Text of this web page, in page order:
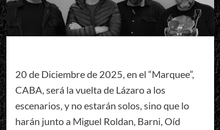
20 de Diciembre de 2025, en el “Marquee”,
CABA, será la vuelta de Lázaro a los
escenarios, y no estarán solos, sino que lo
harán junto a Miguel Roldan, Barni, Oíd